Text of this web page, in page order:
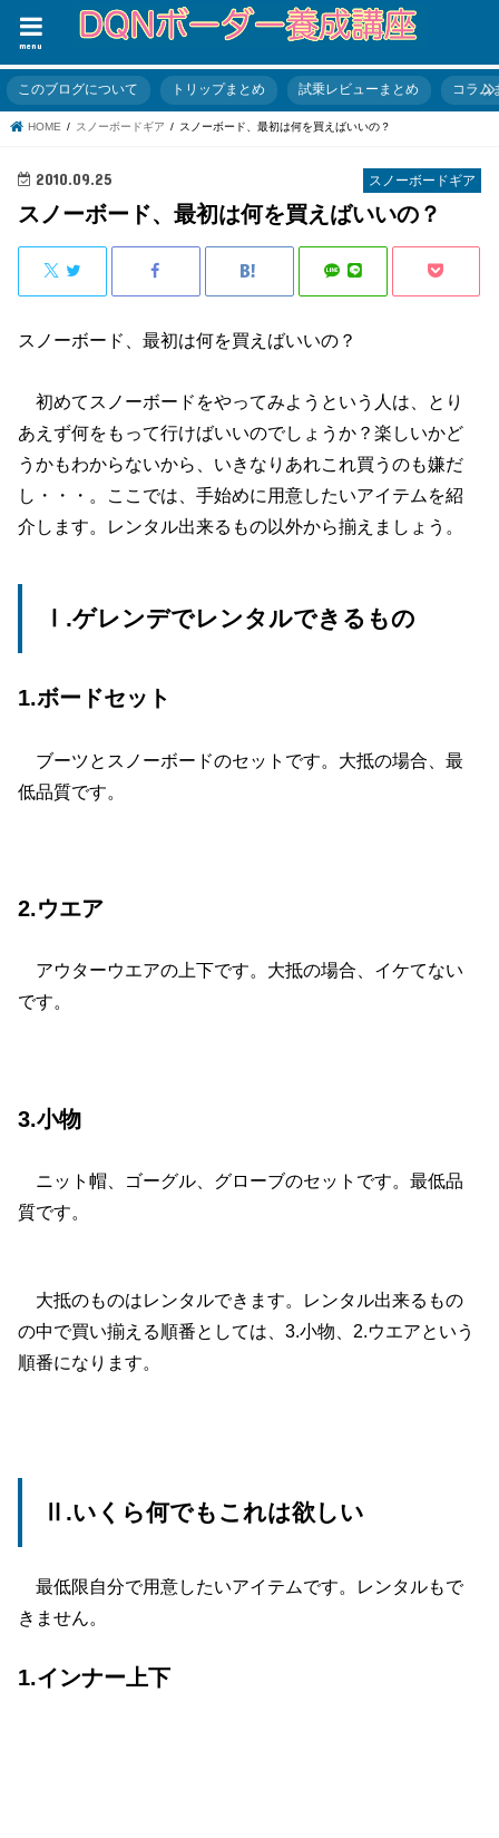
menu
このブログについて トリップまとめ 試乗レビューまとめ コラム
HOME スノーボードギア スノーボード、最初は何を買えばいいの？
スノーボードギア
2010.09.25
スノーボード、最初は何を買えばいいの？
スノーボード、最初は何を買えばいいの？
初めてスノーボードをやってみようという人は、とり
あえず何をもって行けばいいのでしょうか？楽しいかど
うかもわからないから、いきなりあれこれ買うのも嫌だ
し・・・。ここでは、手始めに用意したいアイテムを紹
介します。レンタル出来るもの以外から揃えましょう。
Ⅰ.ゲレンデでレンタルできるもの
1.ボードセット
ブーツとスノーボードのセットです。大抵の場合、最
低品質です。
2.ウエア
アウターウエアの上下です。大抵の場合、イケてない
です。
3.小物
ニット帽、ゴーグル、グローブのセットです。最低品
質です。
大抵のものはレンタルできます。レンタル出来るもの
の中で買い揃える順番としては、3.小物、2.ウエアという
順番になります。
Ⅱ.いくら何でもこれは欲しい
最低限自分で用意したいアイテムです。レンタルもで
きません。
1.インナー上下